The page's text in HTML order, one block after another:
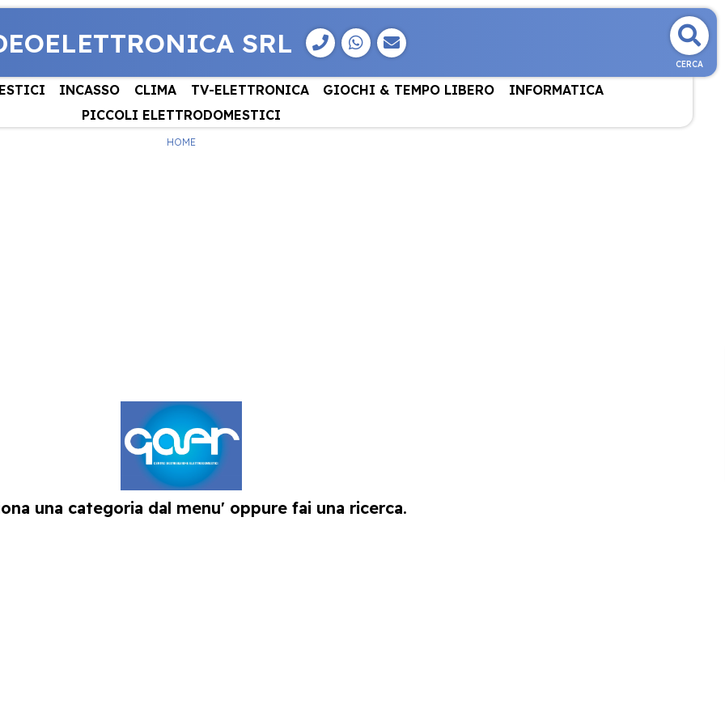
SRL
CERCA
INCASSO CLIMA TV-ELETTRONICA GIOCHI & TEMPO LIBERO
INFORMATICA
PICCOLI ELETTRODOMESTICI
HOME
una categoria dal menu' oppure fai una ricerca.